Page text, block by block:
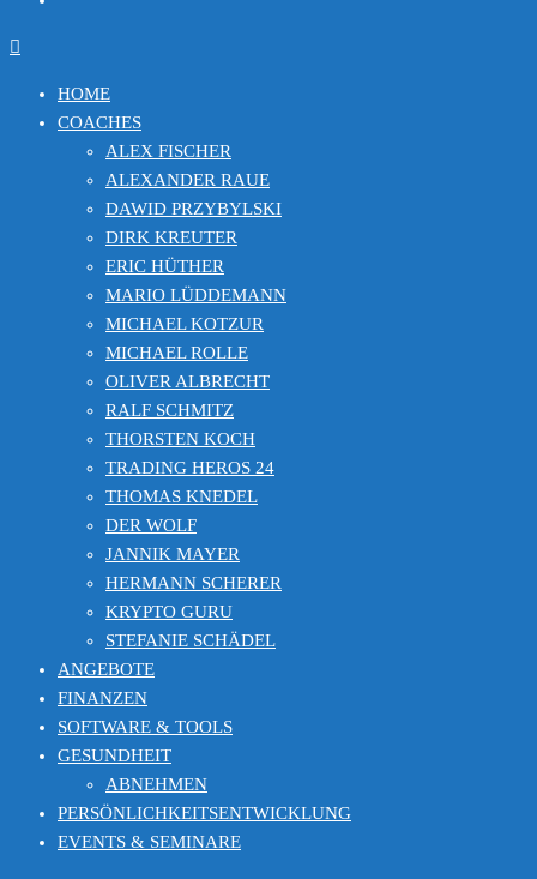
HOME
COACHES
ALEX FISCHER
ALEXANDER RAUE
DAWID PRZYBYLSKI
DIRK KREUTER
ERIC HÜTHER
MARIO LÜDDEMANN
MICHAEL KOTZUR
MICHAEL ROLLE
OLIVER ALBRECHT
RALF SCHMITZ
THORSTEN KOCH
TRADING HEROS 24
THOMAS KNEDEL
DER WOLF
JANNIK MAYER
HERMANN SCHERER
KRYPTO GURU
STEFANIE SCHÄDEL
ANGEBOTE
FINANZEN
SOFTWARE & TOOLS
GESUNDHEIT
ABNEHMEN
PERSÖNLICHKEITSENTWICKLUNG
EVENTS & SEMINARE